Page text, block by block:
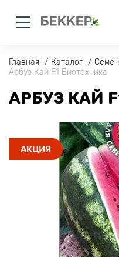
Главная Каталог
Арбуз Кай F1 Биотехника
АРБУЗ КАЙ
АКЦИЯ